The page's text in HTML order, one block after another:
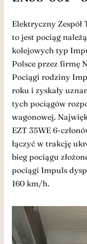
Elektryczny Zespół
to jest pociąg
kolejowych typ
Polsce przez firmę
Pociągi rodziny
roku i zyskały
tych pociągów
wagonowej.
EZT 35WE 6-
łączyć w trakcję
bieg pociągu
pociągi Impuls
160 km/h.